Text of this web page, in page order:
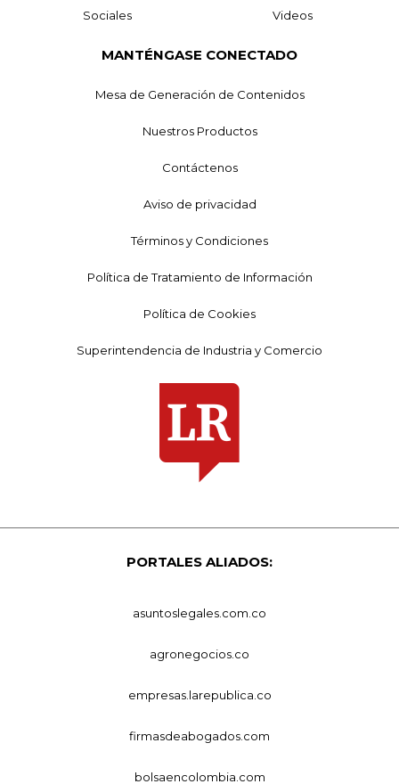
Sociales Videos
MANTÉNGASE CONECTADO
Mesa de Generación de Contenidos
Nuestros Productos
Contáctenos
Aviso de privacidad
Términos y Condiciones
Política de Tratamiento de Información
Política de Cookies
Superintendencia de Industria y Comercio
PORTALES ALIADOS:
asuntoslegales.com.co
agronegocios.co
empresas.larepublica.co
firmasdeabogados.com
bolsaencolombia.com